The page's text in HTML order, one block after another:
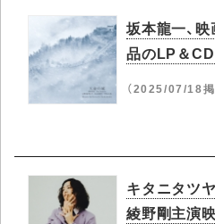
坂本龍一、
品のLP＆
（2025/07/18掲
キタニタツ
綾野剛主演